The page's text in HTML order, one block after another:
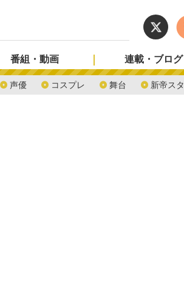
声優 コスプレ 舞台 新帝スタ
番組・動画 連載・ブログ